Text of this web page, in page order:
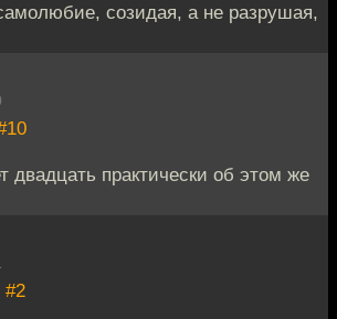
созидая, а не разрушая,
двадцать практически об этом же
#2